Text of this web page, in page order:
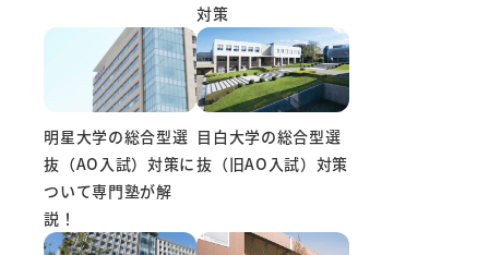
対策
明星大学の総合型選
抜（AO入試）対策に
ついて専門塾が解
説！
目白大学の総合型選
抜（旧AO入試）対策